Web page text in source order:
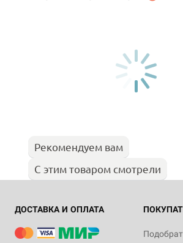
Рекомендуем вам
С этим товаром смотрели
ДОСТАВКА И ОПЛАТА